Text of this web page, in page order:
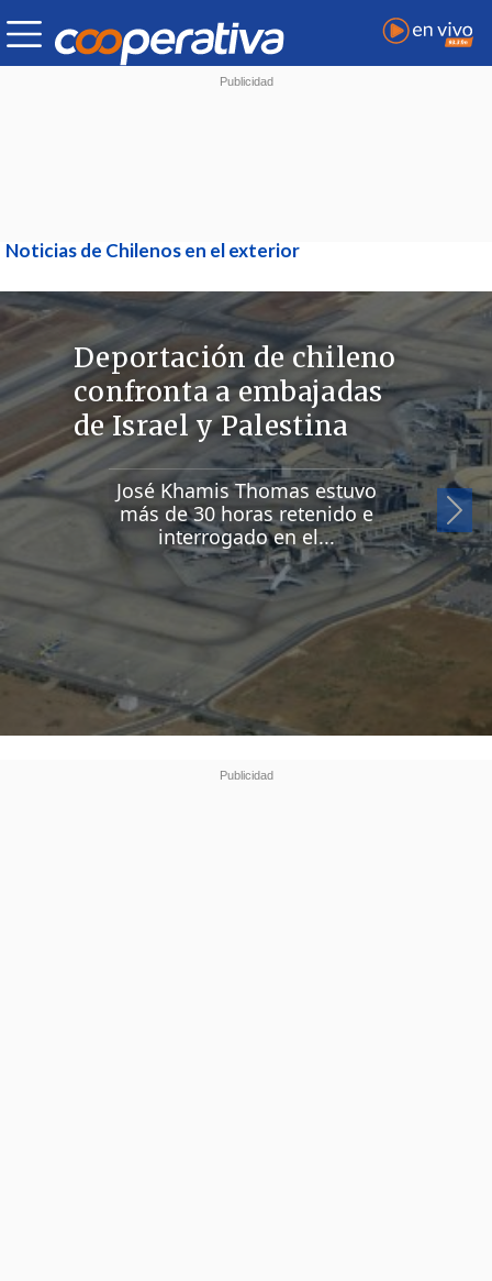
Noticias de Chilenos en el exterior
Deportación de chileno
confronta a embajadas
de Israel y Palestina
José Khamis Thomas estuvo
más de 30 horas retenido e
interrogado en el...